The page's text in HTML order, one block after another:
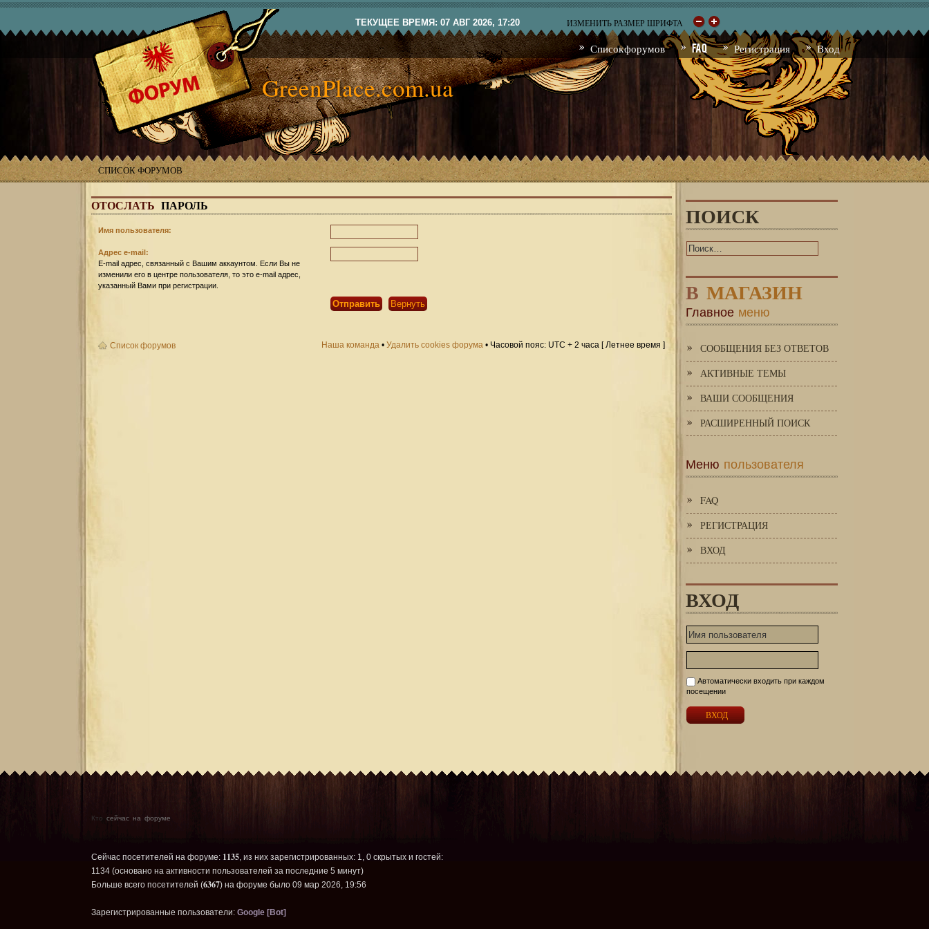
ТЕКУЩЕЕ ВРЕМЯ: 07 АВГ 2026, 17:20 ИЗМЕНИТЬ РАЗМЕР ШРИФТА
Список форумов FAQ Регистрация Вход
GreenPlace.com.ua
СПИСОК ФОРУМОВ
ОТОСЛАТЬ ПАРОЛЬ
Имя пользователя:
Адрес e-mail:
E-mail адрес, связанный с Вашим аккаунтом. Если Вы не
изменили его в центре пользователя, то это e-mail адрес,
указанный Вами при регистрации.
Список форумов Наша команда • Удалить cookies форума • Часовой пояс: UTC + 2 часа [ Летнее время ]
ПОИСК
В МАГАЗИН
Главное меню
СООБЩЕНИЯ БЕЗ ОТВЕТОВ
АКТИВНЫЕ ТЕМЫ
ВАШИ СООБЩЕНИЯ
РАСШИРЕННЫЙ ПОИСК
Меню пользователя
FAQ
РЕГИСТРАЦИЯ
ВХОД
ВХОД
Автоматически входить при каждом
посещении
Кто сейчас на форуме
Сейчас посетителей на форуме: 1135, из них зарегистрированных: 1, 0 скрытых и гостей:
1134 (основано на активности пользователей за последние 5 минут)
Больше всего посетителей (6367) на форуме было 09 мар 2026, 19:56
Зарегистрированные пользователи: Google [Bot]